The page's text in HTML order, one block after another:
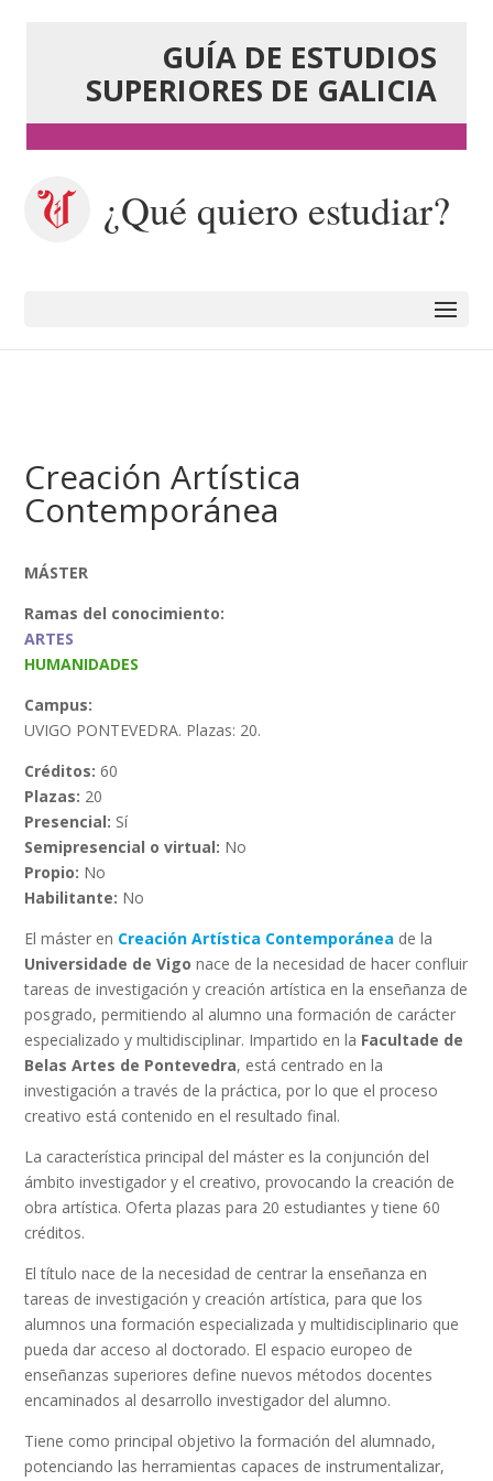
GUÍA DE ESTUDIOS
SUPERIORES DE GALICIA
¿Qué quiero estudiar?
Creación Artística
Contemporánea
MÁSTER
Ramas del conocimiento:
ARTES
HUMANIDADES
Campus:
UVIGO PONTEVEDRA. Plazas: 20.
Créditos: 60
Plazas: 20
Presencial: Sí
Semipresencial o virtual: No
Propio: No
Habilitante: No
El máster en Creación Artística Contemporánea de la
Universidade de Vigo nace de la necesidad de hacer confluir
tareas de investigación y creación artística en la enseñanza de
posgrado, permitiendo al alumno una formación de carácter
especializado y multidisciplinar. Impartido en la Facultade de
Belas Artes de Pontevedra, está centrado en la
investigación a través de la práctica, por lo que el proceso
creativo está contenido en el resultado final.
La característica principal del máster es la conjunción del
ámbito investigador y el creativo, provocando la creación de
obra artística. Oferta plazas para 20 estudiantes y tiene 60
créditos.
El título nace de la necesidad de centrar la enseñanza en
tareas de investigación y creación artística, para que los
alumnos una formación especializada y multidisciplinario que
pueda dar acceso al doctorado. El espacio europeo de
enseñanzas superiores define nuevos métodos docentes
encaminados al desarrollo investigador del alumno.
Tiene como principal objetivo la formación del alumnado,
potenciando las herramientas capaces de instrumentalizar,